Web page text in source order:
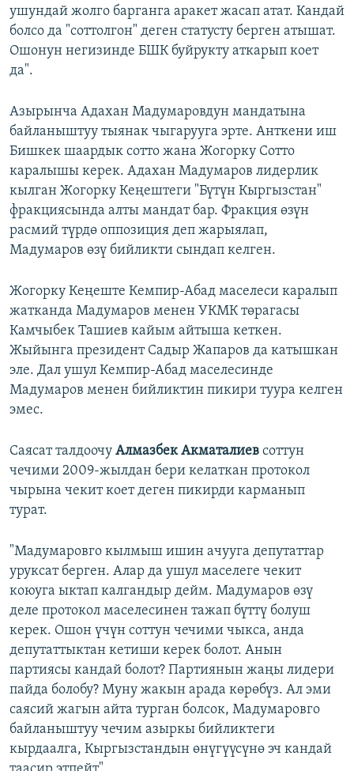
ушундай жолго барганга аракет жасап атат. Кандай
болсо да "соттолгон" деген статусту берген атышат.
Ошонун негизинде БШК буйрукту аткарып коет
да".
Азырынча Адахан Мадумаровдун мандатына
байланыштуу тыянак чыгарууга эрте. Анткени иш
Бишкек шаардык сотто жана Жогорку Сотто
каралышы керек. Адахан Мадумаров лидерлик
кылган Жогорку Кеңештеги "Бүтүн Кыргызстан"
фракциясында алты мандат бар. Фракция өзүн
расмий түрдө оппозиция деп жарыялап,
Мадумаров өзү бийликти сындап келген.
Жогорку Кеңеште Кемпир-Абад маселеси каралып
жатканда Мадумаров менен УКМК төрагасы
Камчыбек Ташиев кайым айтыша кеткен.
Жыйынга президент Садыр Жапаров да катышкан
эле. Дал ушул Кемпир-Абад маселесинде
Мадумаров менен бийликтин пикири туура келген
эмес.
Саясат талдоочу Алмазбек Акматалиев соттун
чечими 2009-жылдан бери келаткан протокол
чырына чекит коет деген пикирди карманып
турат.
"Мадумаровго кылмыш ишин ачууга депутаттар
уруксат берген. Алар да ушул маселеге чекит
коюуга ыктап калгандыр дейм. Мадумаров өзү
деле протокол маселесинен тажап бүттү болуш
керек. Ошон үчүн соттун чечими чыкса, анда
депутаттыктан кетиши керек болот. Анын
партиясы кандай болот? Партиянын жаңы лидери
пайда болобу? Муну жакын арада көрөбүз. Ал эми
саясий жагын айта турган болсок, Мадумаровго
байланыштуу чечим азыркы бийликтеги
кырдаалга, Кыргызстандын өнүгүүсүнө эч кандай